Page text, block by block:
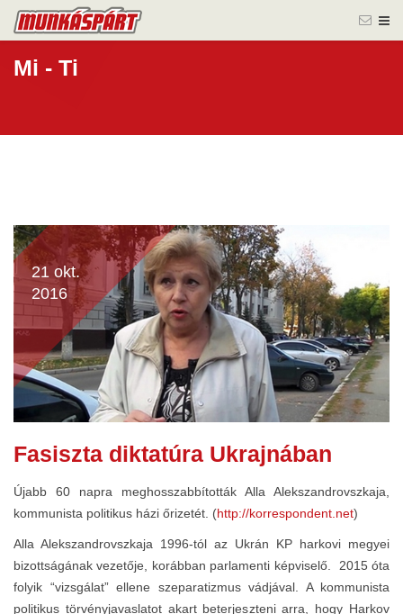
Mi - Ti
21 okt.
2016
Fasiszta diktatúra Ukrajnában
Újabb 60 napra meghosszabbították Alla Alekszandrovszkaja,
kommunista politikus házi őrizetét. (http://korrespondent.net)
Alla Alekszandrovszkaja 1996-tól az Ukrán KP harkovi megyei
bizottságának vezetője, korábban parlamenti képviselő. 2015 óta
folyik “vizsgálat” ellene szeparatizmus vádjával. A kommunista
politikus törvényjavaslatot akart beterjeszteni arra, hogy Harkov